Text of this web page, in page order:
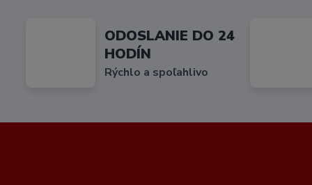
ODOSLANIE DO 24
HODÍN
Rýchlo a spoľahlivo